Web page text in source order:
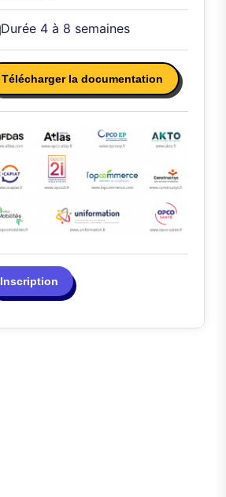
Durée 4 à 8 semaines
Télécharger la documentation
Inscription